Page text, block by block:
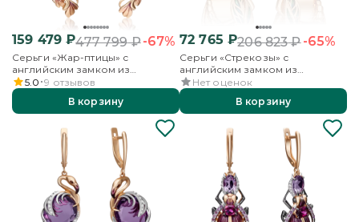
159 479 ₽477 799₽-67%
Серьги «Жар-птицы» с
английским замком из
красного золота с аметистом,
бесцветными топазами и
эмалью
5.0 9 отзывов
В корзину
72 765 ₽206 823₽-65%
Серьги «Стрекозы» с
английским замком из
красного золота с фианитами и
эмалью
Нет оценок
В корзину